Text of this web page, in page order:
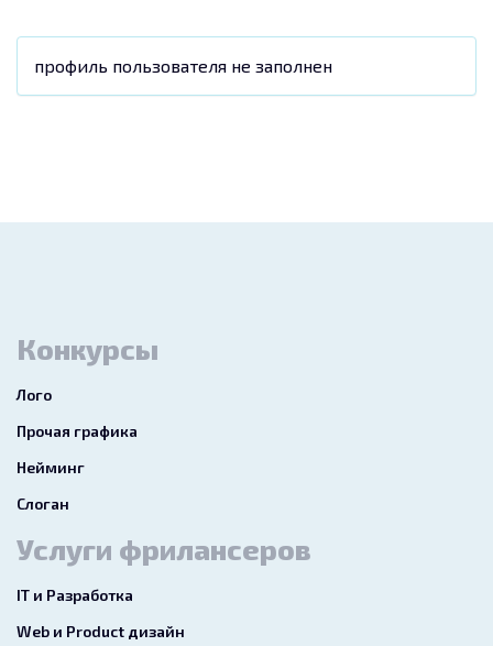
профиль пользователя не заполнен
Конкурсы
Лого
Прочая графика
Нейминг
Слоган
Услуги фрилансеров
IT и Разработка
Web и Product дизайн